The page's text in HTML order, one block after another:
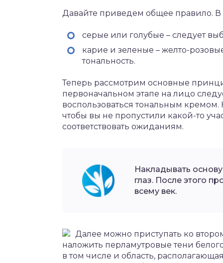
Давайте приведем общее правило. В
серые или голубые – следует
карие и зеленые – желто-
тональность.
Теперь рассмотрим основные
первоначальном этапе на лицо
воспользоваться тональным кремом.
чтобы вы не пропустили какой-то
соответствовать ожиданиям.
Накладывать
глаз. После этого
всему век.
Далее можно приступать ко
наложить перламутровые тени
в том числе и область,